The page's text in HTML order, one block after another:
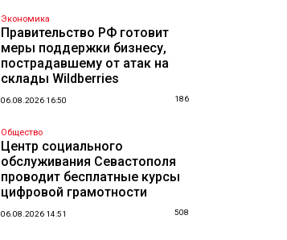
Экономика
Правительство РФ готовит
меры поддержки бизнесу,
пострадавшему от атак на
склады Wildberries
06.08.2026 16:50 186
Общество
Центр социального
обслуживания Севастополя
проводит бесплатные курсы
цифровой грамотности
06.08.2026 14:51 508